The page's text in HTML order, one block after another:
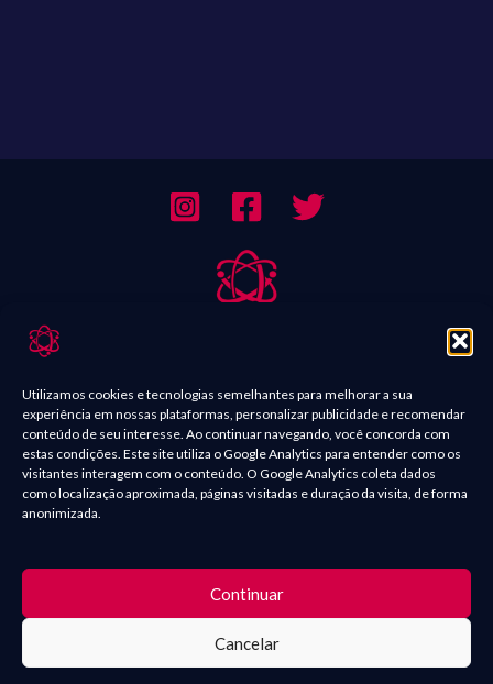
Utilizamos cookies e tecnologias semelhantes para melhorar a sua
experiência em nossas plataformas, personalizar publicidade e recomendar
conteúdo de seu interesse. Ao continuar navegando, você concorda com
estas condições. Este site utiliza o Google Analytics para entender como os
visitantes interagem com o conteúdo. O Google Analytics coleta dados
como localização aproximada, páginas visitadas e duração da visita, de forma
anonimizada.
Continuar
Cancelar
Contato
Política de Comentários
Política de Privacidade
Termos e condições
O conteúdo presente nas postagens, como imagens de filmes,
séries, quadrinhos, mangás e vídeos são marcas registradas e seus
direitos são de seus respectivos proprietários. | Copyright ©